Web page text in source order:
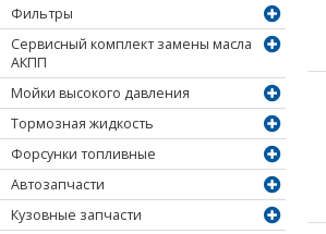
Фильтры
Сервисный комплект замены масла
АКПП
Мойки высокого давления
Тормозная жидкость
Форсунки топливные
Автозапчасти
Кузовные запчасти